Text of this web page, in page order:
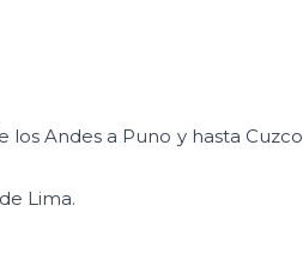
los Andes a Puno y hasta Cuzco
Lima.